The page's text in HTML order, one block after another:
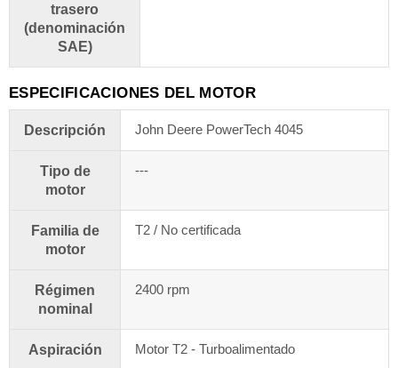
trasero
(denominación
SAE)
ESPECIFICACIONES DEL MOTOR
Descripción John Deere PowerTech 4045
Tipo de
motor
---
Familia de
motor
T2 / No certificada
Régimen
nominal
2400 rpm
Aspiración Motor T2 - Turboalimentado